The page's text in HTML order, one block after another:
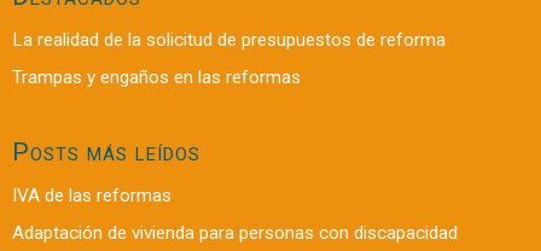
La realidad de la solicitud de presupuestos de reforma
Trampas y engaños en las reformas
Posts más leídos
IVA de las reformas
Adaptación de vivienda para personas con discapacidad